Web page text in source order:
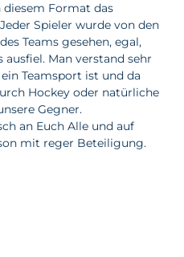
Format das
Spieler wurde von den
Teams gesehen, egal,
Man verstand sehr
Teamsport ist und da
Hockey oder natürliche
Gegner.
an Euch Alle und auf
mit reger Beteiligung.